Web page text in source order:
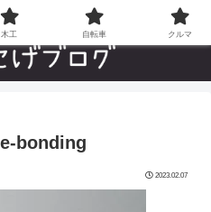
こんなこと”の趣味ブログ
bonding
2023.02.07
木工 自転車 クルマ